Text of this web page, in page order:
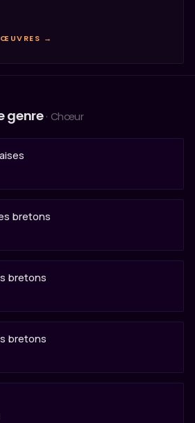
ŒUVRES →
genre· Chœur
bretons
bretons
bretons